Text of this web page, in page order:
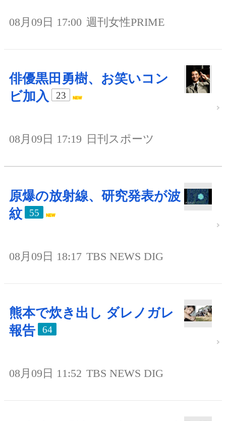
08月09日 17:00 週刊女性PRIME
俳優黒田勇樹、お笑いコン
ビ加入
23
08月09日 17:19 日刊スポーツ
原爆の放射線、研究発表が波
紋
55
08月09日 18:17 TBS NEWS DIG
熊本で炊き出し ダレノガレ
報告
64
08月09日 11:52 TBS NEWS DIG